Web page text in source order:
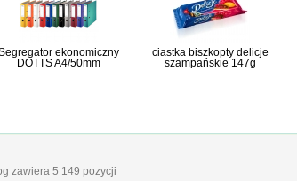
ekonomiczny
DOTTS A4/50mm
ciastka biszkopty delicje
szampańskie 147g
zawiera 5 149 pozycji